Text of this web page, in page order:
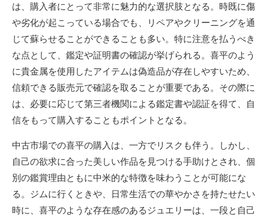
は、購入者にとって非常に魅力的な選択肢となる。時既に傷
や劣化が起こっている場合でも、リペアやクリーニングを通
じて蘇らせることができることも多い。特に注意を払うべき
な点として、鑑定や証明書の確認が挙げられる。喜平のよう
に貴金属を使用したアイテムは偽造品が存在しやすいため、
信頼できる販売元で確認を取ることが重要である。その際に
は、必要に応じて第三者機関による鑑定書や認証を得て、自
信をもって購入することもポイントとなる。
中古市場での喜平の購入は、一方でリスクも伴う。しかし、
自己の欲求に合った美しい作品を見つける手助けとされ、個
別の鑑賞理由ともに中米的な特徴を味わうことが可能にな
る。ジムに行くときや、日常生活での華やかさを持たせたい
時に、喜平のような存在感のあるジュエリーは、一段と自己